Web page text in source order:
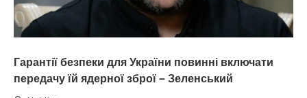
Гарантії безпеки для України повинні включати
передачу їй ядерної зброї — Зеленський